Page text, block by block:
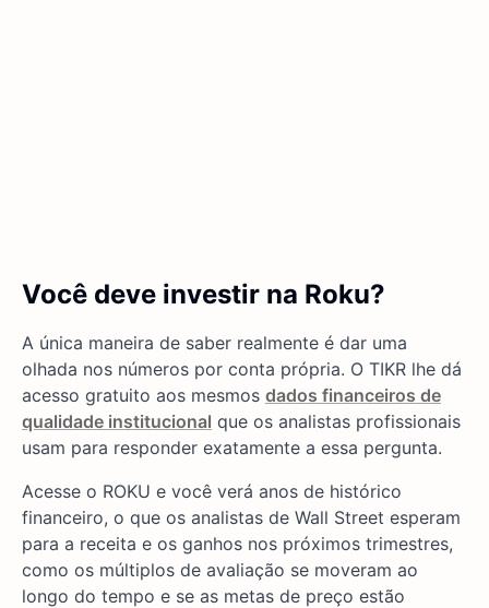
Você deve investir na Roku?
A única maneira de saber realmente é dar uma
olhada nos números por conta própria. O TIKR lhe dá
acesso gratuito aos mesmos dados financeiros de
qualidade institucional que os analistas profissionais
usam para responder exatamente a essa pergunta.
Acesse o ROKU e você verá anos de histórico
financeiro, o que os analistas de Wall Street esperam
para a receita e os ganhos nos próximos trimestres,
como os múltiplos de avaliação se moveram ao
longo do tempo e se as metas de preço estão